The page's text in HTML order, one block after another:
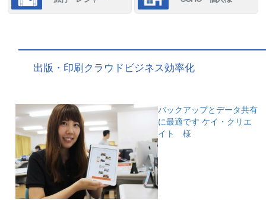
出版・印刷クラウドビジネス効率化
バックアップとデータ共有
に最適ですケイ・クリエ
イト 様